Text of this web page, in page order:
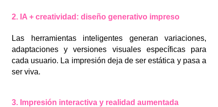
2. IA + creatividad: diseño generativo impreso
Las herramientas inteligentes generan variaciones,
adaptaciones y versiones visuales específicas para
cada usuario. La impresión deja de ser estática y pasa a
ser viva.
3. Impresión interactiva y realidad aumentada